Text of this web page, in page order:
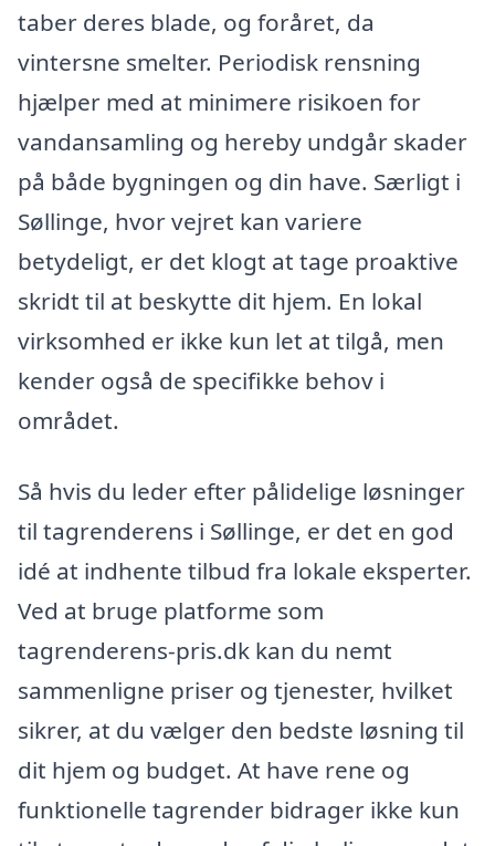
taber deres blade, og foråret, da
vintersne smelter. Periodisk rensning
hjælper med at minimere risikoen for
vandansamling og hereby undgår skader
på både bygningen og din have. Særligt i
Søllinge, hvor vejret kan variere
betydeligt, er det klogt at tage proaktive
skridt til at beskytte dit hjem. En lokal
virksomhed er ikke kun let at tilgå, men
kender også de specifikke behov i
området.
Så hvis du leder efter pålidelige løsninger
til tagrenderens i Søllinge, er det en god
idé at indhente tilbud fra lokale eksperter.
Ved at bruge platforme som
tagrenderens-pris.dk kan du nemt
sammenligne priser og tjenester, hvilket
sikrer, at du vælger den bedste løsning til
dit hjem og budget. At have rene og
funktionelle tagrender bidrager ikke kun